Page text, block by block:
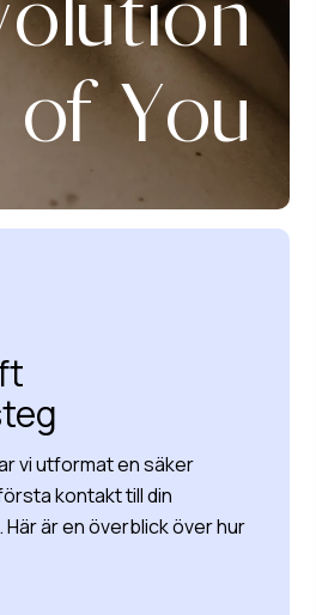
of You
vi utformat en säker
kontakt till din
är en överblick över hur